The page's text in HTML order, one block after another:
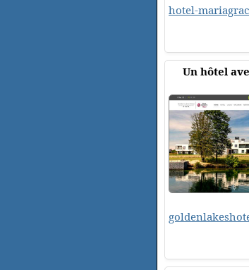
hotel-
Un hôtel